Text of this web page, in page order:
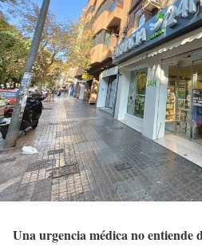
Una urgencia médica no entiende